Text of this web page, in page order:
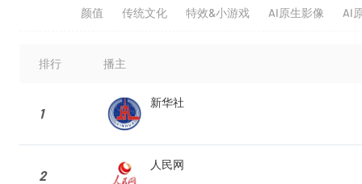
颜值
传统文化 特效&小游戏 AI原生影像 AI
排行 播主
1
新华社
2
人民网